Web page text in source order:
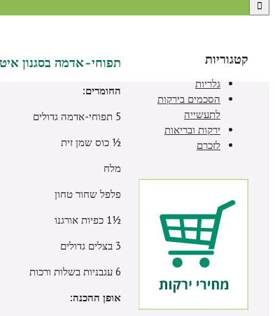
תפוחי-אדמה בסגנון
החומרים:
5 תפוחי-אדמה גדולים
½ כוס שמן זית
מלח
פלפל שחור טחון
½1 כפיות אורגנו
3 בצלים גדולים
6 עגבניות בשלות ורכות
אופן ההכנה:
קטגוריות
גלריות
הסכמים בירקות
לתעשייה
ירקות ובריאות
לזכרם